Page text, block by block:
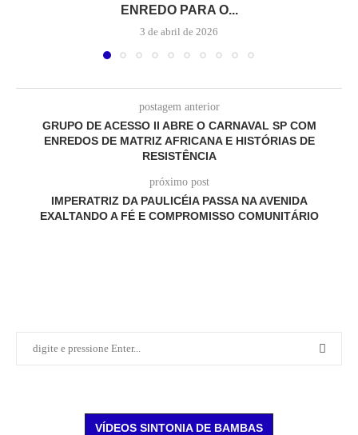
ENREDO PARA O...
3 de abril de 2026
postagem anterior
GRUPO DE ACESSO II ABRE O CARNAVAL SP COM
ENREDOS DE MATRIZ AFRICANA E HISTÓRIAS DE
RESISTÊNCIA
próximo post
IMPERATRIZ DA PAULICÉIA PASSA NA AVENIDA
EXALTANDO A FÉ E COMPROMISSO COMUNITÁRIO
VÍDEOS SINTONIA DE BAMBAS